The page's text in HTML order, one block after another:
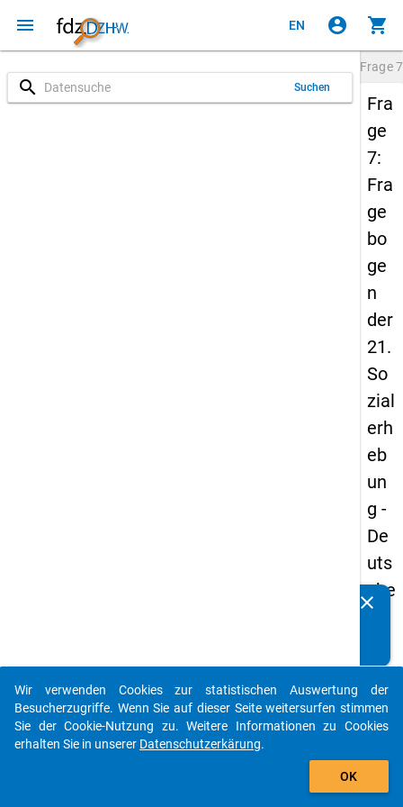
menu EN account_circle shopping_cart
search Suchen
Frage7
Fra
ge
7:
Fra
ge
bo
ge
n
der
21.
So
zial
erh
eb
un
g -
De
uts
che
Bil
du
ngs
clear
auto_stories
add_shopping_cart
Wir verwenden Cookies zur statistischen Auswertung der
Besucherzugriffe. Wenn Sie auf dieser Seite weitersurfen stimmen
Sie der Cookie-Nutzung zu. Weitere Informationen zu Cookies
erhalten Sie in unserer Datenschutzerkärung.
OK